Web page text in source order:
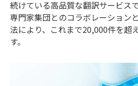
続けている高品質な翻訳サービスで
専門家集団とのコラボレーション
法により、これまで20,000件を超
す。